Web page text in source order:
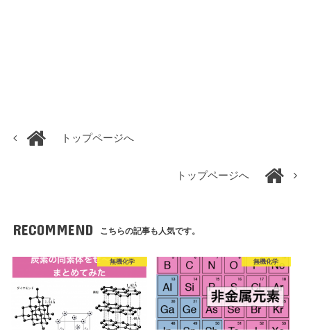
トップページへ
トップページへ
RECOMMEND こちらの記事も人気です。
無機化学 無機化学